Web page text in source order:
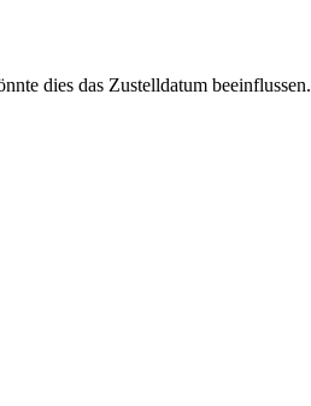
dies das Zustelldatum beeinflussen.